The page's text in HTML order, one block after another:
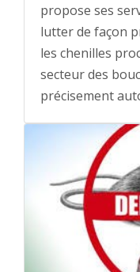
propose ses
lutter de façon
les chenilles
secteur des
précisement